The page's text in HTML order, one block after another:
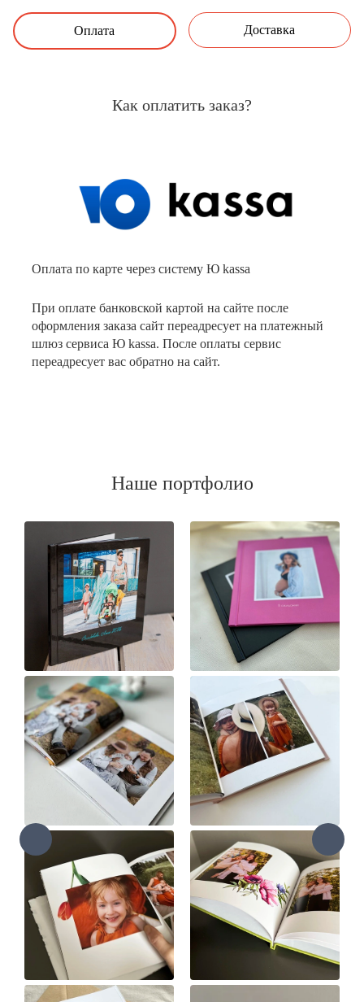
Оплата Доставка
Как оплатить заказ?
Оплата по карте через систему Ю kassa
При оплате банковской картой на сайте после
оформления заказа сайт переадресует на платежный
шлюз сервиса Ю kassa. После оплаты сервис
переадресует вас обратно на сайт.
Наше портфолио